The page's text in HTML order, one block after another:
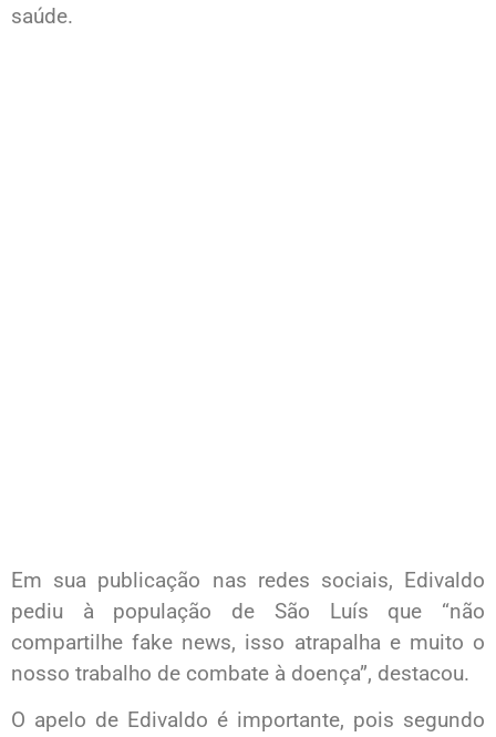
saúde.
Em sua publicação nas redes sociais, Edivaldo
pediu à população de São Luís que “não
compartilhe fake news, isso atrapalha e muito o
nosso trabalho de combate à doença”, destacou.
O apelo de Edivaldo é importante, pois segundo